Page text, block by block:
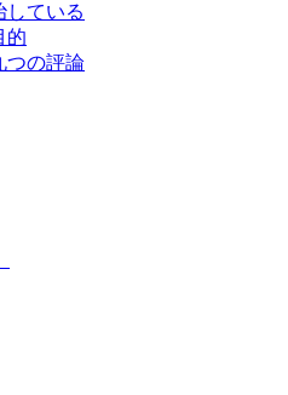
している
的
つの評論